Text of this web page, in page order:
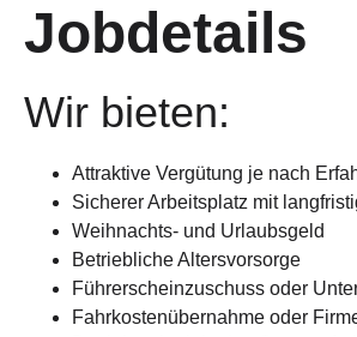
Jobdetails
Wir bieten:
Attraktive Vergütung je nach
Sicherer Arbeitsplatz mit
Weihnachts- und Urlaubsgeld
Betriebliche Altersvorsorge
Führerscheinzuschuss oder
Fahrkostenübernahme oder